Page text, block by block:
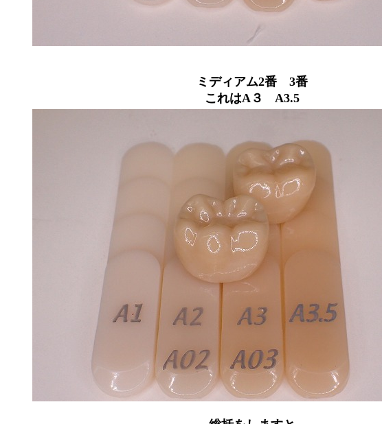
ミディアム2番 3番
これはA３ A3.5